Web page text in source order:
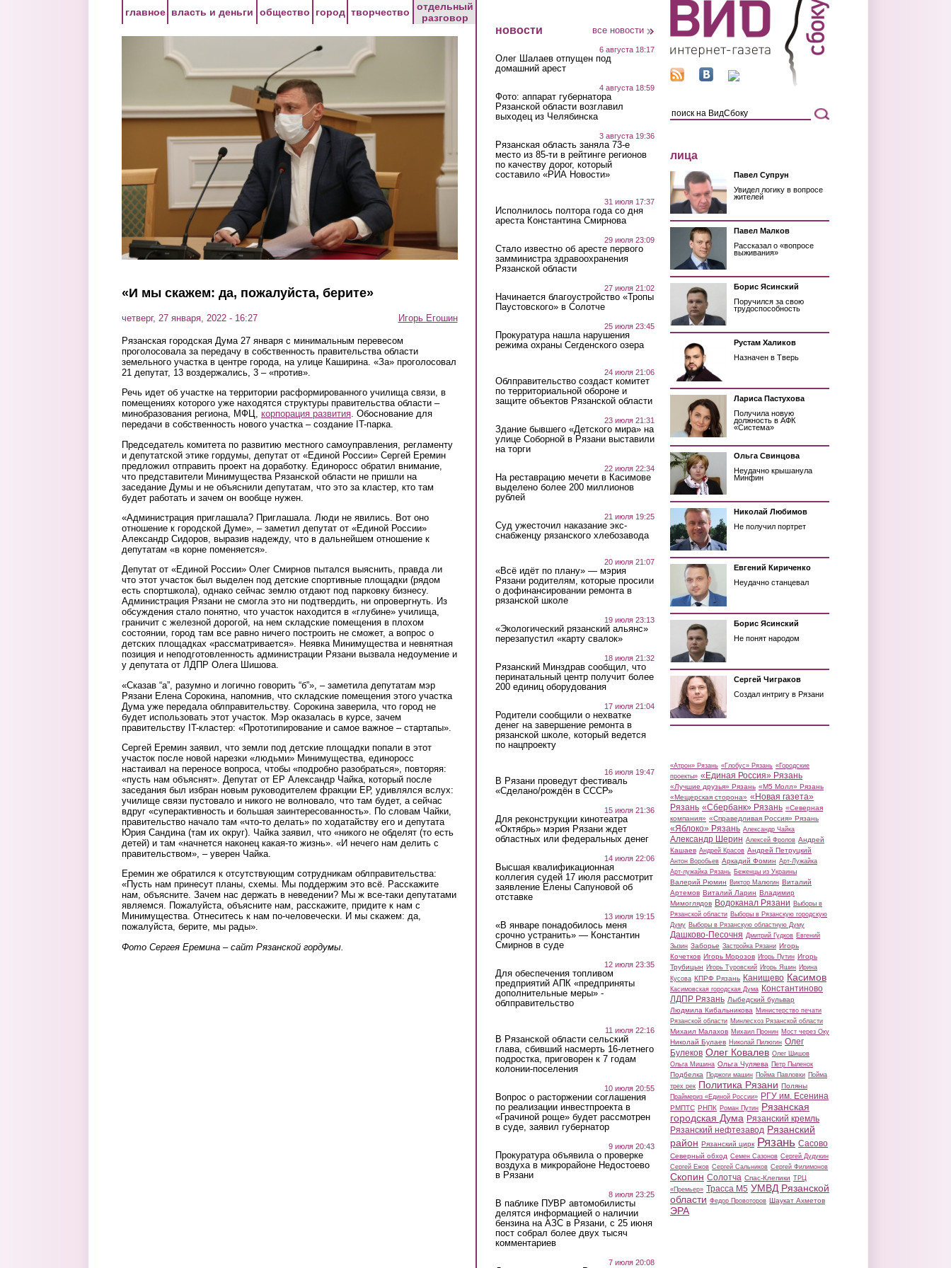
главное власть и деньги общество город творчество
отдельный
разговор
«И мы скажем: да, пожалуйста, берите»
четверг, 27 января, 2022 - 16:27 Игорь Егошин
Рязанская городская Дума 27 января с минимальным перевесом
проголосовала за передачу в собственность правительства области
земельного участка в центре города, на улице Каширина. «За» проголосовал
21 депутат, 13 воздержались, 3 – «против».
Речь идет об участке на территории расформированного училища связи, в
помещениях которого уже находятся структуры правительства области –
минобразования региона, МФЦ, корпорация развития. Обоснование для
передачи в собственность нового участка – создание IT-парка.
Председатель комитета по развитию местного самоуправления, регламенту
и депутатской этике гордумы, депутат от «Единой России» Сергей Еремин
предложил отправить проект на доработку. Единоросс обратил внимание,
что представители Минимущества Рязанской области не пришли на
заседание Думы и не объяснили депутатам, что это за кластер, кто там
будет работать и зачем он вообще нужен.
«Администрация приглашала? Приглашала. Люди не явились. Вот оно
отношение к городской Думе», – заметил депутат от «Единой России»
Александр Сидоров, выразив надежду, что в дальнейшем отношение к
депутатам «в корне поменяется».
Депутат от «Единой России» Олег Смирнов пытался выяснить, правда ли
что этот участок был выделен под детские спортивные площадки (рядом
есть спортшкола), однако сейчас землю отдают под парковку бизнесу.
Администрация Рязани не смогла это ни подтвердить, ни опровергнуть. Из
обсуждения стало понятно, что участок находится в «глубине» училища,
граничит с железной дорогой, на нем складские помещения в плохом
состоянии, город там все равно ничего построить не сможет, а вопрос о
детских площадках «рассматривается». Неявка Минимущества и невнятная
позиция и неподготовленность администрации Рязани вызвала недоумение и
у депутата от ЛДПР Олега Шишова.
«Сказав “а”, разумно и логично говорить “б”», – заметила депутатам мэр
Рязани Елена Сорокина, напомнив, что складские помещения этого участка
Дума уже передала облправительству. Сорокина заверила, что город не
будет использовать этот участок. Мэр оказалась в курсе, зачем
правительству IT-кластер: «Прототипирование и самое важное – стартапы».
Сергей Еремин заявил, что земли под детские площадки попали в этот
участок после новой нарезки «людьми» Минимущества, единоросс
настаивал на переносе вопроса, чтобы «подробно разобраться», повторяя:
«пусть нам объяснят». Депутат от ЕР Александр Чайка, который после
заседания был избран новым руководителем фракции ЕР, удивлялся вслух:
училище связи пустовало и никого не волновало, что там будет, а сейчас
вдруг «суперактивность и большая заинтересованность». По словам Чайки,
правительство начало там «что-то делать» по ходатайству его и депутата
Юрия Сандина (там их округ). Чайка заявил, что «никого не обделят (то есть
детей) и там «начнется наконец какая-то жизнь». «И нечего нам делить с
правительством», – уверен Чайка.
Еремин же обратился к отсутствующим сотрудникам облправительства:
«Пусть нам принесут планы, схемы. Мы поддержим это всё. Расскажите
нам, объясните. Зачем нас держать в неведении? Мы ж все-таки депутатами
являемся. Пожалуйста, объясните нам, расскажите, придите к нам с
Минимущества. Отнеситесь к нам по-человечески. И мы скажем: да,
пожалуйста, берите, мы рады».
Фото Сергея Еремина – сайт Рязанской гордумы.
новости все новости
6 августа 18:17
Олег Шалаев отпущен под
домашний арест
4 августа 18:59
Фото: аппарат губернатора
Рязанской области возглавил
выходец из Челябинска
3 августа 19:36
Рязанская область заняла 73-е
место из 85-ти в рейтинге регионов
по качеству дорог, который
составило «РИА Новости»
31 июля 17:37
Исполнилось полтора года со дня
ареста Константина Смирнова
29 июля 23:09
Стало известно об аресте первого
замминистра здравоохранения
Рязанской области
27 июля 21:02
Начинается благоустройство «Тропы
Паустовского» в Солотче
25 июля 23:45
Прокуратура нашла нарушения
режима охраны Сегденского озера
24 июля 21:06
Облправительство создаст комитет
по территориальной обороне и
защите объектов Рязанской области
23 июля 21:31
Здание бывшего «Детского мира» на
улице Соборной в Рязани выставили
на торги
22 июля 22:34
На реставрацию мечети в Касимове
выделено более 200 миллионов
рублей
21 июля 19:25
Суд ужесточил наказание экс-
снабженцу рязанского хлебозавода
20 июля 21:07
«Всё идёт по плану» — мэрия
Рязани родителям, которые просили
о дофинансировании ремонта в
рязанской школе
19 июля 23:13
«Экологический рязанский альянс»
перезапустил «карту свалок»
18 июля 21:32
Рязанский Минздрав сообщил, что
перинатальный центр получит более
200 единиц оборудования
17 июля 21:04
Родители сообщили о нехватке
денег на завершение ремонта в
рязанской школе, который ведется
по нацпроекту
16 июля 19:47
В Рязани проведут фестиваль
«Сделано/рождён в СССР»
15 июля 21:36
Для реконструкции кинотеатра
«Октябрь» мэрия Рязани ждет
областных или федеральных денег
14 июля 22:06
Высшая квалификационная
коллегия судей 17 июля рассмотрит
заявление Елены Сапуновой об
отставке
13 июля 19:15
«В январе понадобилось меня
срочно устранить» — Константин
Смирнов в суде
12 июля 23:35
Для обеспечения топливом
предприятий АПК «предприняты
дополнительные меры» -
облправительство
11 июля 22:16
В Рязанской области сельский
глава, сбивший насмерть 16-летнего
подростка, приговорен к 7 годам
колонии-поселения
10 июля 20:55
Вопрос о расторжении соглашения
по реализации инвестпроекта в
«Грачиной роще» будет рассмотрен
в суде, заявил губернатор
9 июля 20:43
Прокуратура объявила о проверке
воздуха в микрорайоне Недостоево
в Рязани
8 июля 23:25
В паблике ПУВР автомобилисты
делятся информацией о наличии
бензина на АЗС в Рязани, с 25 июня
пост собрал более двух тысяч
комментариев
7 июля 20:08
лица
Павел Супрун
Увидел логику в вопросе
жителей
Павел Малков
Рассказал о «вопросе
выживания»
Борис Ясинский
Поручился за свою
трудоспособность
Рустам Халиков
Назначен в Тверь
Лариса Пастухова
Получила новую
должность в АФК
«Система»
Ольга Свинцова
Неудачно крышанула
Минфин
Николай Любимов
Не получил портрет
Евгений Кириченко
Неудачно станцевал
Борис Ясинский
Не понят народом
Сергей Чиграков
Создал интригу в Рязани
«Атрон» Рязань «Глобус» Рязань «Городские
проекты» «Единая Россия» Рязань
«Лучшие друзья» Рязань «М5 Молл» Рязань
«Мещерская сторона» «Новая газета»
Рязань «Сбербанк» Рязань «Северная
компания» «Справедливая Россия» Рязань
«Яблоко» Рязань Александр Чайка
Александр Шерин Алексей Фролов Андрей
Кашаев Андрей Красов Андрей Петруцкий
Антон Воробьев Аркадий Фомин Арт-Лужайка
Арт-лужайка Рязань Беженцы из Украины
Валерий Рюмин Виктор Малюгин Виталий
Артемов Виталий Ларин Владимир
Мимоглядов Водоканал Рязани Выборы в
Рязанской области Выборы в Рязанскую городскую
Думу Выборы в Рязанскую областную Думу
Дашково-Песочня Дмитрий Гудков Евгений
Зызин Заборье Застройка Рязани Игорь
Кочетков Игорь Морозов Игорь Путин Игорь
Трубицын Игорь Туровский Игорь Яшин Ирина
Кусова КПРФ Рязань Канищево Касимов
Касимовская городская Дума Константиново
ЛДПР Рязань Лыбедский бульвар
Людмила Кибальникова Министерство печати
Рязанской области Минлесхоз Рязанской области
Михаил Малахов Михаил Пронин Мост через Оку
Николай Булаев Николай Пилюгин Олег
Булеков Олег Ковалев Олег Шишов
Ольга Мишина Ольга Чуляева Петр Пыленок
Подбелка Поджоги машин Пойма Павловки Пойма
трех рек Политика Рязани Поляны
Праймериз «Единой России» РГУ им. Есенина
РМПТС РНПК Роман Путин Рязанская
городская Дума Рязанский кремль
Рязанский нефтезавод Рязанский
район Рязанский цирк Рязань Сасово
Северный обход Семен Сазонов Сергей Дудукин
Сергей Ежов Сергей Сальников Сергей Филимонов
Скопин Солотча Спас-Клепики ТРЦ
«Премьер» Трасса М5 УМВД Рязанской
области Федор Провоторов Шаукат Ахметов
ЭРА